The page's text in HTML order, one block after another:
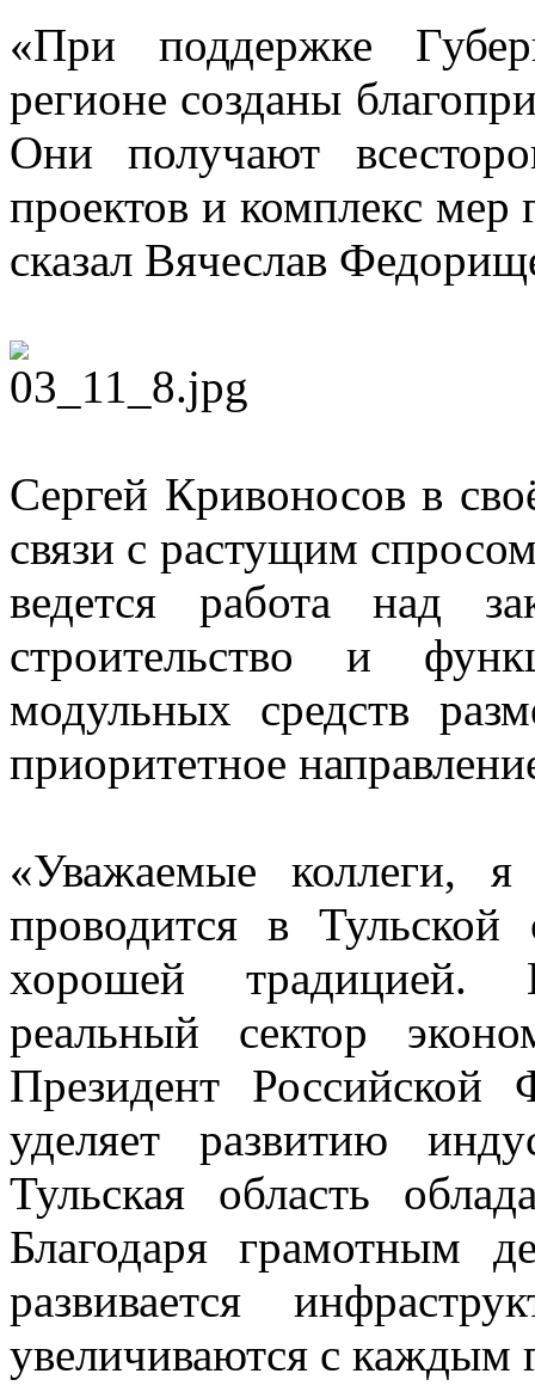
«При поддержке
регионе созданы
Они получают
проектов и комплекс мер
сказал Вячеслав
Сергей Кривоносов в
связи с растущим
ведется работа над
строительство и
модульных средств
приоритетное
«Уважаемые коллеги,
проводится в
хорошей традицией.
реальный сектор
Президент Российской
уделяет развитию
Тульская область
Благодаря грамотным
развивается
увеличиваются с каждым